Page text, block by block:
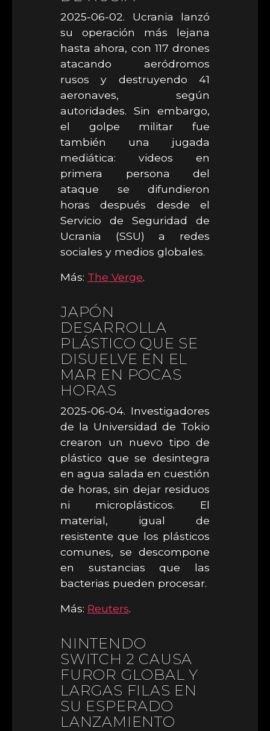
2025-06-02. Ucrania lanzó
su operación más lejana
hasta ahora, con 117 drones
atacando aeródromos
rusos y destruyendo 41
aeronaves, según
autoridades. Sin embargo,
el golpe militar fue
también una jugada
mediática: videos en
primera persona del
ataque se difundieron
horas después desde el
Servicio de Seguridad de
Ucrania (SSU) a redes
sociales y medios globales.
Más: The Verge.
JAPÓN
DESARROLLA
PLÁSTICO QUE SE
DISUELVE EN EL
MAR EN POCAS
HORAS
2025-06-04. Investigadores
de la Universidad de Tokio
crearon un nuevo tipo de
plástico que se desintegra
en agua salada en cuestión
de horas, sin dejar residuos
ni microplásticos. El
material, igual de
resistente que los plásticos
comunes, se descompone
en sustancias que las
bacterias pueden procesar.
Más: Reuters.
NINTENDO
SWITCH 2 CAUSA
FUROR GLOBAL Y
LARGAS FILAS EN
SU ESPERADO
LANZAMIENTO